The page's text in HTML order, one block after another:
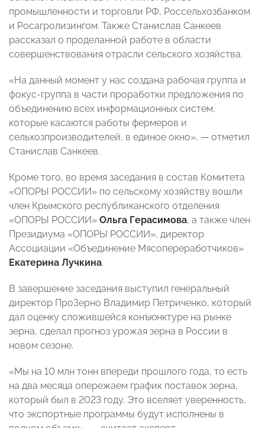
промышленности и торговли РФ, Россельхозбанком
и Росагролизингом. Также Станислав Санкеев
рассказал о проделанной работе в области
совершенствования отрасли сельского хозяйства.
«На данный момент у нас создана рабочая группа и
фокус-группа в части проработки предложения по
объединению всех информационных систем,
которые касаются работы фермеров и
сельхозпроизводителей, в единое окно», — отметил
Станислав Санкеев.
Кроме того, во время заседания в состав Комитета
«ОПОРЫ РОССИИ» по сельскому хозяйству вошли
член Крымского республиканского отделения
«ОПОРЫ РОССИИ» Ольга Герасимова, а также член
Президиума «ОПОРЫ РОССИИ», директор
Ассоциации «Объединение Мясопереработчиков»
Екатерина Лучкина.
В завершение заседания выступил генеральный
директор ПроЗерно Владимир Петриченко, который
дал оценку сложившейся конъюнктуре на рынке
зерна, сделал прогноз урожая зерна в России в
новом сезоне.
«Мы на 10 млн тонн впереди прошлого года, то есть
на два месяца опережаем график поставок зерна,
который был в 2023 году. Это вселяет уверенность,
что экспортные программы будут исполнены в